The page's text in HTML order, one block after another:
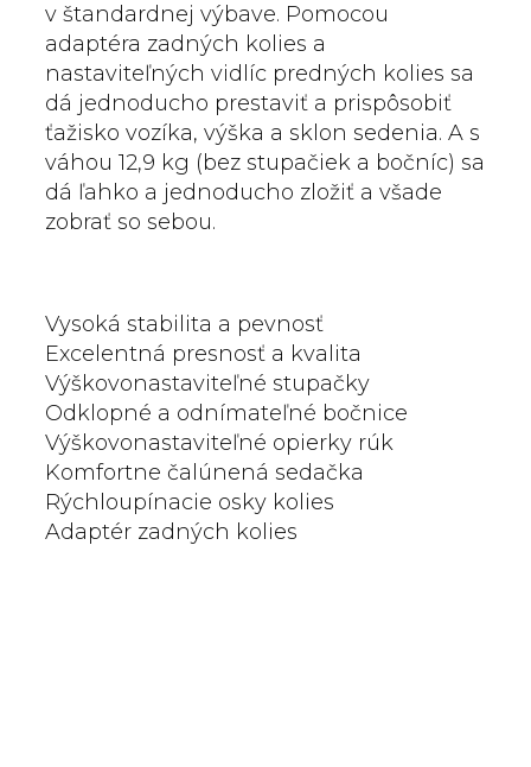
v štandardnej výbave. Pomocou
adaptéra zadných kolies a
nastaviteľných vidlíc predných kolies sa
dá jednoducho prestaviť a prispôsobiť
ťažisko vozíka, výška a sklon sedenia. A s
váhou 12,9 kg (bez stupačiek a bočníc) sa
dá ľahko a jednoducho zložiť a všade
zobrať so sebou.
Vysoká stabilita a pevnosť
Excelentná presnosť a kvalita
Výškovonastaviteľné stupačky
Odklopné a odnímateľné bočnice
Výškovonastaviteľné opierky rúk
Komfortne čalúnená sedačka
Rýchloupínacie osky kolies
Adaptér zadných kolies